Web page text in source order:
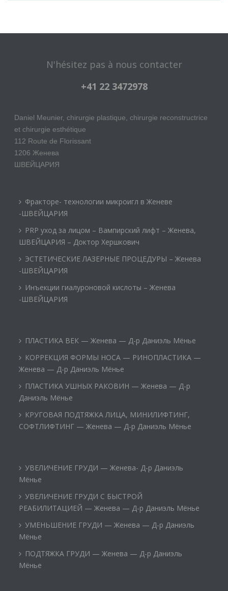
N'hésitez pas à nous contacter
+41 22 3472978
Daniel Meunier, chirurgie plastique, chirurgie reconstructrice
et chirurgie esthétique
112 Route de Florissant
1206 Женева
ШВЕЙЦАРИЯ
Фракторе- технологии микроигл в Женеве
-ШВЕЙЦАРИЯ
PRP уход за лицом – Вампирский лифт – Женева,
ШВЕЙЦАРИЯ – Доктор Хершкович
ЭСТЕТИЧЕСКИЕ ЛАЗЕРНЫЕ ПРОЦЕДУРЫ – Женева
-ШВЕЙЦАРИЯ
Инъекции гиалуроновой кислоты – Женева
-ШВЕЙЦАРИЯ
ПЛАСТИКА ВЕК — Женева — Д-р Даниэль Мёнье
КОРРЕКЦИЯ ФОРМЫ НОСА — РИНОПЛАСТИКА —
Женева — Д-р Даниэль Мёнье
ПЛАСТИКА УШНЫХ РАКОВИН — Женева — Д-р
Даниэль Мёнье
КРУГОВАЯ ПОДТЯЖКА ЛИЦА, МИНИЛИФТИНГ,
СОФТЛИФТИНГ — Женева — Д-р Даниэль Мёнье
УВЕЛИЧЕНИЕ ГРУДИ — Женева- Д-р Даниэль
Мёнье
УВЕЛИЧЕНИЕ ГРУДИ С БЫСТРОЙ
РЕАБИЛИТАЦИЕЙ — Женева — Д-р Даниэль Мёнье
УМЕНЬШЕНИЕ ГРУДИ — Женева — Д-р Даниэль
Мёнье
ПОДТЯЖКА ГРУДИ — Женева — Д-р Даниэль
Мёнье